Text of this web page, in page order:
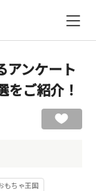
アンケート
をご紹介！
もちゃ王国